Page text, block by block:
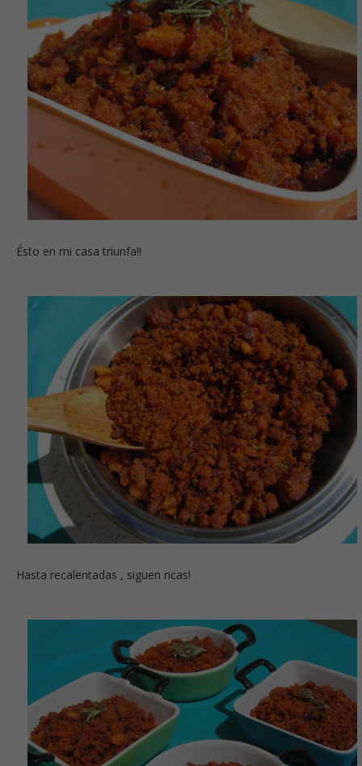
Ésto en mi casa triunfa!!
Hasta recalentadas , siguen ricas!